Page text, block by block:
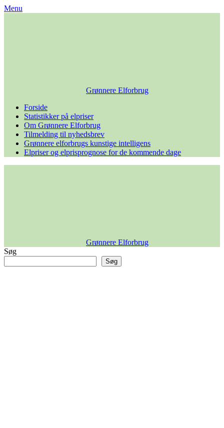
Skip
Menu
Grønnere Elforbrug
Forside
Statistikker på elpriser
Om Grønnere Elforbrug
Tilmelding til nyhedsbrev
Grønnere elforbrugs kunstige intelligens
Elpriser og elprisprognose for de kommende dage
Grønnere Elforbrug
Søg
Søg